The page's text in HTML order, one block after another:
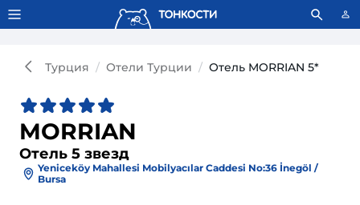
Тонкости используют сookie-файлы. Что это значит?
Турция Отели Турции Отель MORRIAN 5*
MORRIAN
Отель 5 звезд
Yeniceköy Mahallesi Mobilyacılar Caddesi No:36 İnegöl /
Bursa